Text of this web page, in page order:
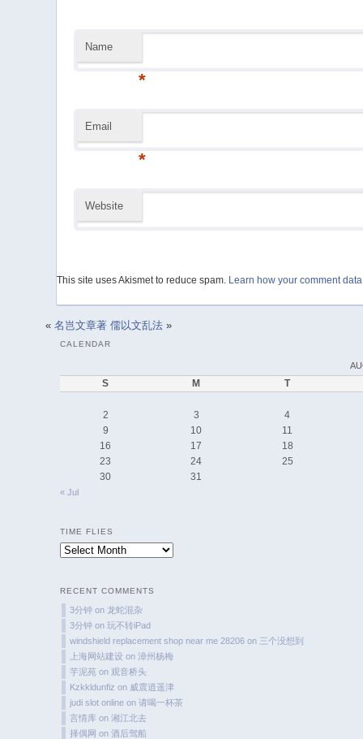
Name
*
Email
*
Website
This site uses Akismet to reduce spam. Learn how your comment
« 名岂文章著 儒以文乱法»
CALENDAR
S M T
2 3
4
9
10
11
16
17
18
23
24
25
30
31
« Jul
TIME FLIES
Time
RECENT COMMENTS
3分钟 on 龙蛇混杂
3分钟 on玩不转iPad
windshield replacement shop near me 28206 on 三个没想到
上海网站建设 on漳州杨梅
芋泥苑 on 观音桥头
Kzkkldunfiz on 威震逍遥津
judi slot online on请喝一杯茶
言情库 on湘江北去
择偶网 on酒后驾船